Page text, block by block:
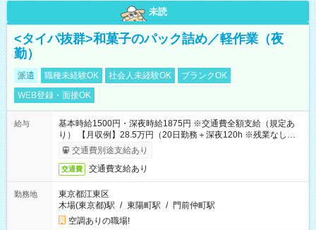
未読
<タイパ抜群>和菓子のパック詰め／軽作業（夜
勤）
派遣 職種未経験OK 社会人未経験OK
ブランクOK
WEB登録・面接OK
給与
基本時給1500円・深夜時給1875円 ※交通費全額支給（規定あ
り） 【月収例】28.5万円（20日勤務＋深夜120h ※残業なしの場
合）交通費別途支給あり
交通費 交通費支給あり
勤務地
東京都江東区
木場(東京都)駅 / 東陽町駅 / 門前仲町駅
空調ありの職場!